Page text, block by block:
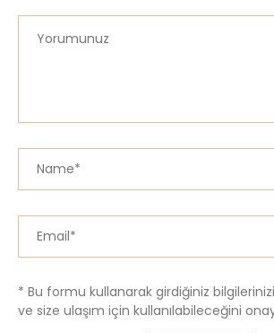
* Bu formu kullanarak girdiğiniz
ve size ulaşım için kullanılabileceğini